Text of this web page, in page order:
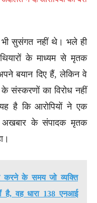
भी सुसंगत नहीं थे। भले ही
के माध्यम से मृतक
बयान दिए हैं, लेकिन वे
संस्करणों का विरोध नहीं
है कि आरोपियों ने एक
अखबार के संपादक मृतक
करने के समय जो व्यक्ति
है, वह धारा 138 एनआई